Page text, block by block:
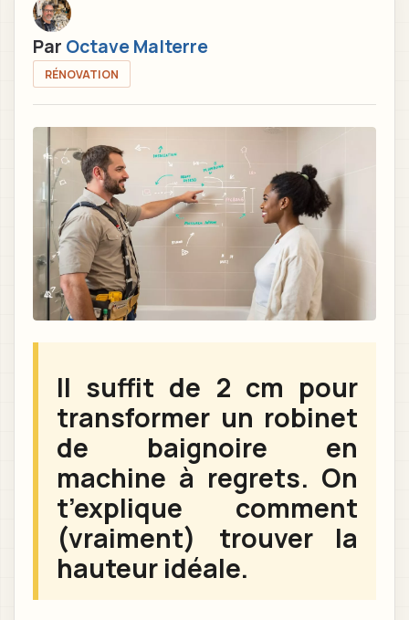
Par Octave Malterre
RÉNOVATION
Il suffit de 2 cm pour
transformer un robinet
de baignoire en
machine à regrets. On
t’explique comment
(vraiment) trouver la
hauteur idéale.